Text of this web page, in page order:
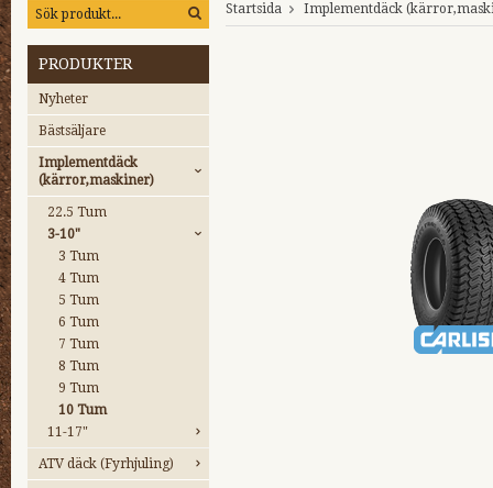
PRODUKTER
Nyheter
Bästsäljare
Implementdäck
(kärror,maskiner)
22.5 Tum
3-10"
3 Tum
4 Tum
5 Tum
6 Tum
7 Tum
8 Tum
9 Tum
10 Tum
11-17"
ATV däck (Fyrhjuling)
Startsida Implementdäck